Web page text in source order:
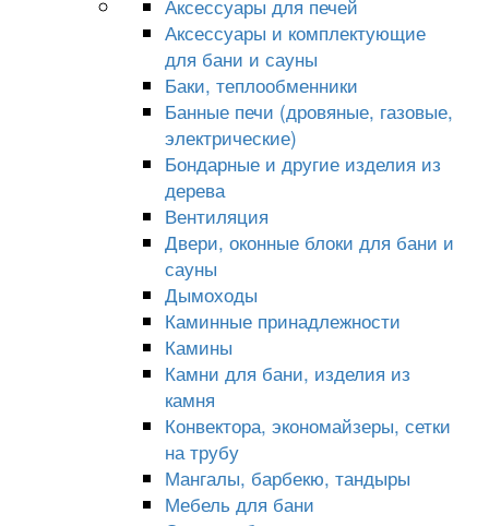
Аксессуары для печей
Аксессуары и комплектующие
для бани и сауны
Баки, теплообменники
Банные печи (дровяные, газовые,
электрические)
Бондарные и другие изделия из
дерева
Вентиляция
Двери, оконные блоки для бани и
сауны
Дымоходы
Каминные принадлежности
Камины
Камни для бани, изделия из
камня
Конвектора, экономайзеры, сетки
на трубу
Мангалы, барбекю, тандыры
Мебель для бани